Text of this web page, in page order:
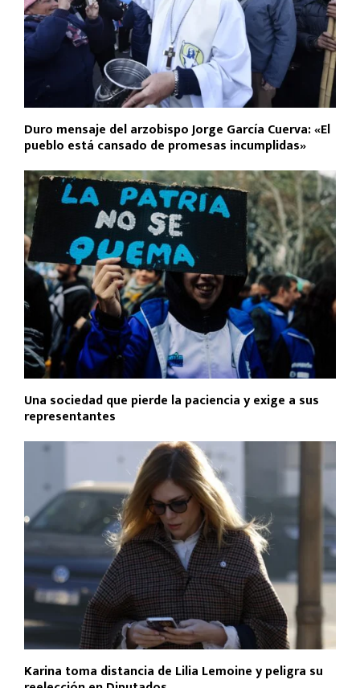
Duro mensaje del arzobispo Jorge García Cuerva: «El
pueblo está cansado de promesas incumplidas»
Una sociedad que pierde la paciencia y exige a sus
representantes
Karina toma distancia de Lilia Lemoine y peligra su